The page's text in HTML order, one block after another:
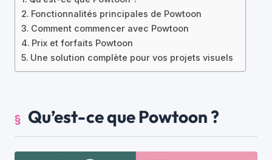
Fonctionnalités principales de Powtoon
Comment commencer avec Powtoon
Prix et forfaits Powtoon
Une solution complète pour vos projets visuels
Qu’est-ce que Powtoon ?